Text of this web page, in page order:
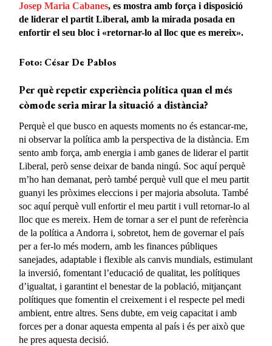
Josep Maria Cabanes, es mostra amb força i disposició
de liderar el partit Liberal, amb la mirada posada en
enfortir el seu bloc i «retornar-lo al lloc que es mereix».
Foto: César De Pablos
Per què repetir experiència política quan el més
còmode seria mirar la situació a distància?
Perquè el que busco en aquests moments no és estancar-me,
ni observar la política amb la perspectiva de la distància. Em
sento amb força, amb energia i amb ganes de liderar el partit
Liberal, però sense deixar de banda ningú. Soc aquí perquè
m’ho han demanat, però també perquè vull que el meu partit
guanyi les pròximes eleccions i per majoria absoluta. També
soc aquí perquè vull enfortir el meu partit i vull retornar-lo al
lloc que es mereix. Hem de tornar a ser el punt de referència
de la política a Andorra i, sobretot, hem de governar el país
per a fer-lo més modern, amb les finances públiques
sanejades, adaptable i flexible als canvis mundials, estimulant
la inversió, fomentant l’educació de qualitat, les polítiques
d’igualtat, i garantint el benestar de la població, mitjançant
polítiques que fomentin el creixement i el respecte pel medi
ambient, entre altres. Sens dubte, em veig capacitat i amb
forces per a donar aquesta empenta al país i és per això que
he pres aquesta decisió.